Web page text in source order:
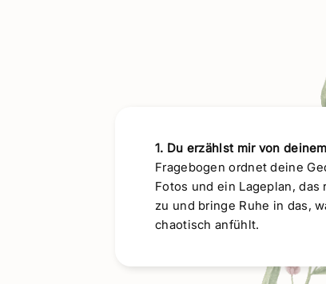
1. Du erzählst mir von
Fragebogen ordnet deine
Fotos und ein Lageplan, das
chaotisch anfühlt.